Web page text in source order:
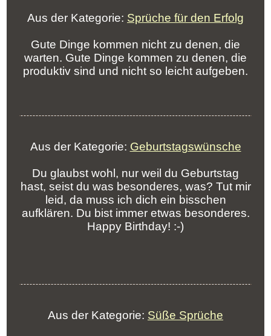
Aus der Kategorie: Sprüche für den Erfolg
Gute Dinge kommen nicht zu denen, die
warten. Gute Dinge kommen zu denen, die
produktiv sind und nicht so leicht aufgeben.
Aus der Kategorie: Geburtstagswünsche
Du glaubst wohl, nur weil du Geburtstag
hast, seist du was besonderes, was? Tut mir
leid, da muss ich dich ein bisschen
aufklären. Du bist immer etwas besonderes.
Happy Birthday! :-)
Aus der Kategorie: Süße Sprüche